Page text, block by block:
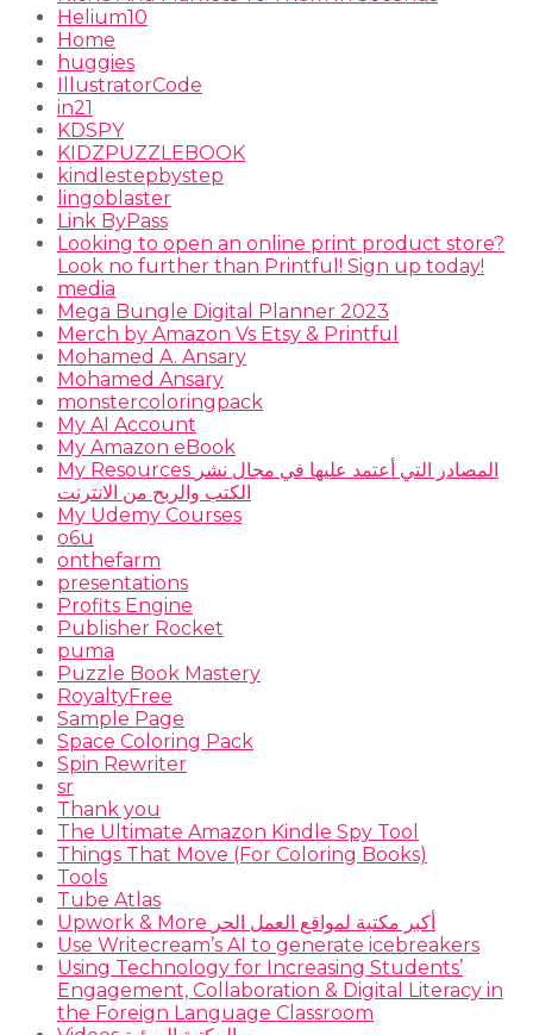
Helium10
Home
huggies
IllustratorCode
in21
KDSPY
KIDZPUZZLEBOOK
kindlestepbystep
lingoblaster
Link ByPass
Looking to open an online print product store?
Look no further than Printful! Sign up today!
media
Mega Bungle Digital Planner 2023
Merch by Amazon Vs Etsy & Printful
Mohamed A. Ansary
Mohamed Ansary
monstercoloringpack
My AI Account
My Amazon eBook
My Resources المصادر التي أعتمد عليها في مجال نشر
الكتب والربح من الانترنت
My Udemy Courses
o6u
onthefarm
presentations
Profits Engine
Publisher Rocket
puma
Puzzle Book Mastery
RoyaltyFree
Sample Page
Space Coloring Pack
Spin Rewriter
sr
Thank you
The Ultimate Amazon Kindle Spy Tool
Things That Move (For Coloring Books)
Tools
Tube Atlas
Upwork & More أكبر مكتبة لمواقع العمل الحر
Use Writecream’s AI to generate icebreakers
Using Technology for Increasing Students’
Engagement, Collaboration & Digital Literacy in
the Foreign Language Classroom